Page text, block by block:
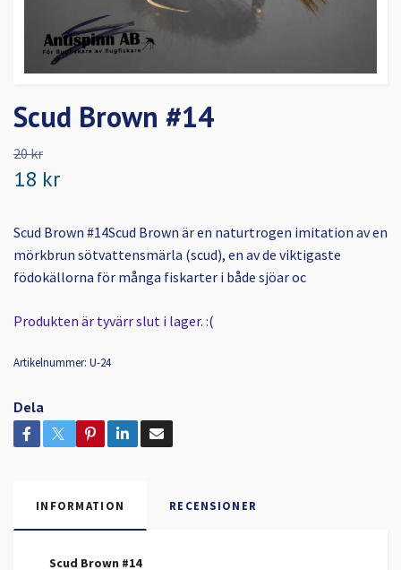
Scud Brown #14
20 kr
18 kr
Scud Brown #14Scud Brown är en naturtrogen imitation av en
mörkbrun sötvattensmärla (scud), en av de viktigaste
födokällorna för många fiskarter i både sjöar oc
Produkten är tyvärr slut i lager. :(
Artikelnummer: U-24
Dela
INFORMATION RECENSIONER
Scud Brown #14